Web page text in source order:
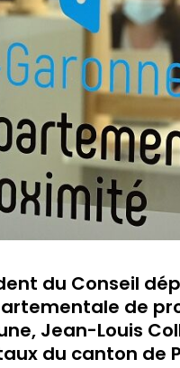
du Conseil
de
Jean-Louis
du canton de